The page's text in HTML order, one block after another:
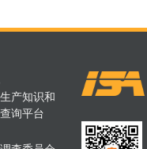
产知识和
询平台